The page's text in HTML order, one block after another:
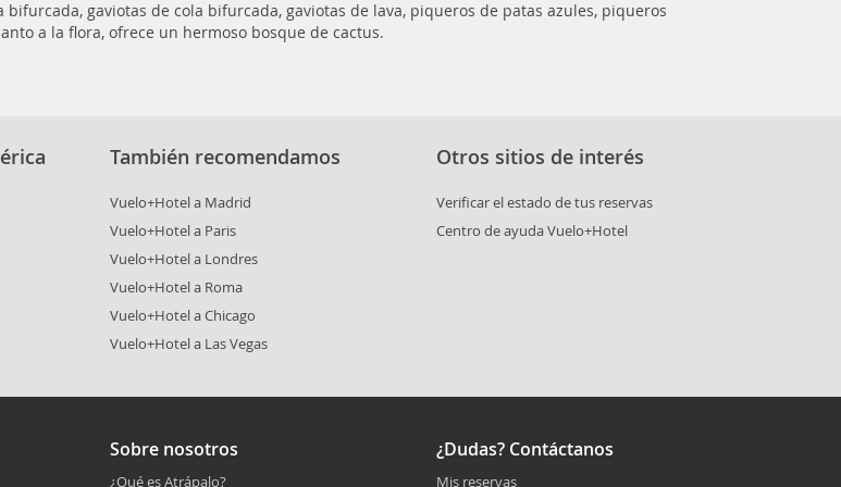
gaviotas de cola bifurcada, gaviotas de lava, piqueros de patas azules, piqueros
a la flora, ofrece un hermoso bosque de cactus.
También recomendamos
Vuelo+Hotel a Madrid
Vuelo+Hotel a Paris
Vuelo+Hotel a Londres
Vuelo+Hotel a Roma
Vuelo+Hotel a Chicago
Vuelo+Hotel a Las Vegas
Otros sitios de interés
Verificar el estado de tus reservas
Centro de ayuda Vuelo+Hotel
Sobre nosotros
¿Qué es Atrápalo?
¿Dudas? Contáctanos
Mis reservas